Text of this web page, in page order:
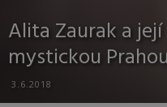
Alita Zaurak a
mystickou Prahou
3.6.2018